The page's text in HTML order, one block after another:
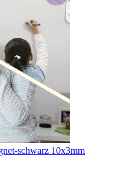
schwarz 10x3mm